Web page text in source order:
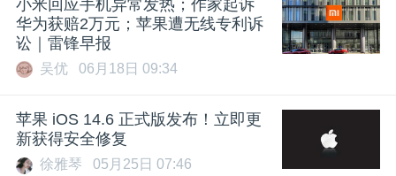
小米回应手机异常发热；作家起诉
华为获赔2万元；苹果遭无线专利诉
讼｜雷锋早报
吴优 06月18日 09:34
苹果 iOS 14.6 正式版发布！立即更
新获得安全修复
徐雅琴 05月25日 07:46